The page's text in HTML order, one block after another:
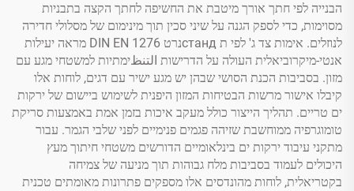
הבנייה לפי חתך אורך מיטבת את החשיפה לחתך הקצה בתבניות
מסוימות, כדי לספק הגנה על שיני סכין תוך מינימום של מסלולי חדירה
לנוזלים. אימות צד ג' לפי ת стандנרט DIN EN 1276 מראה יעילות
אנטי-מיקרוביאלית העולה על הדרישות التنظימתיות למשטחי מגע עם
מזון. בסביבות הכנת הסושי שבהן יש מגע ישיר עם דגים, לוחות אלו
קיבלו אישור מרשות הבטיחות המזון היפנית לשימוש ביישום של ירקות
ים טריים. תהליך הייצור כולל מעקב איכות בזמן אמת באמצעות סריקת
טומוגרפיה ממוחשבת שזיהה פגמים פנימיים לפני שלבי הגמר. עבור
מתקני עיבוד ירקות ים בינלאומיים הדורשים משטחי חיתוך מעץ
היכולים לעמוד בסביבות מלח גבוהות תוך מניעה של צמיחה
בקטריאלית, לוחות מהונדסים אלו מספקים פתרונות מאומתים טכנית